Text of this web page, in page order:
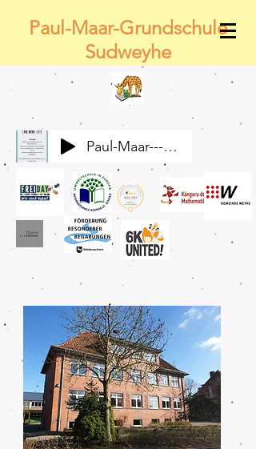
Paul-Maar-Grundschule
Sudweyhe
Paul-Maar---Wir-alle-gemeinsam